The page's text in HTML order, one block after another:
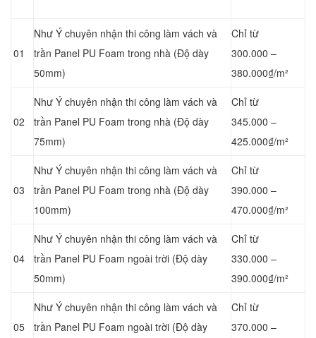
01
Như Ý chuyên nhận thi công làm vách và
trần Panel PU Foam trong nhà (Độ dày
50mm)
Chỉ từ
300.000 –
380.000₫/m²
02
Như Ý chuyên nhận thi công làm vách và
trần Panel PU Foam trong nhà (Độ dày
75mm)
Chỉ từ
345.000 –
425.000₫/m²
03
Như Ý chuyên nhận thi công làm vách và
trần Panel PU Foam trong nhà (Độ dày
100mm)
Chỉ từ
390.000 –
470.000₫/m²
04
Như Ý chuyên nhận thi công làm vách và
trần Panel PU Foam ngoài trời (Độ dày
50mm)
Chỉ từ
330.000 –
390.000₫/m²
05
Như Ý chuyên nhận thi công làm vách và
trần Panel PU Foam ngoài trời (Độ dày
Chỉ từ
370.000 –